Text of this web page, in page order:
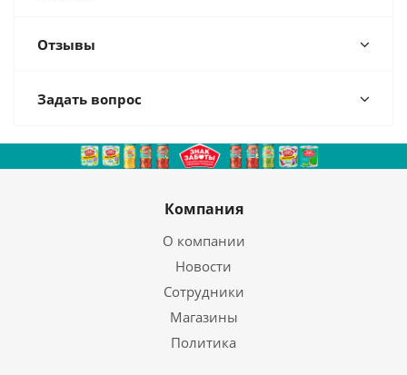
Отзывы
Задать вопрос
Компания
О компании
Новости
Сотрудники
Магазины
Политика